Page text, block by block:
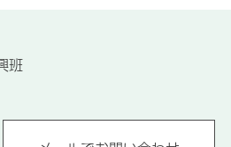
班